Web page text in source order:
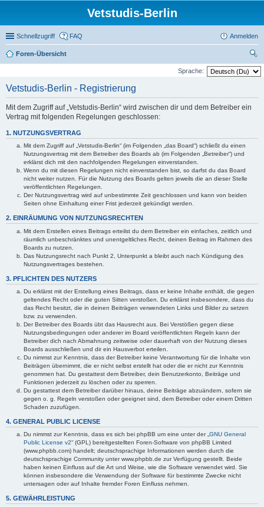
Vetstudis-Berlin
Schnellzugriff FAQ Anmelden
Foren-Übersicht
uc
Sprache:
Vetstudis-Berlin - Registrierung
Mit dem Zugriff auf „Vetstudis-Berlin“ wird zwischen dir und dem Betreiber ein
Vertrag mit folgenden Regelungen geschlossen:
1. NUTZUNGSVERTRAG
Mit dem Zugriff auf „Vetstudis-Berlin“ (im Folgenden „das Board“) schließt du einen
Nutzungsvertrag mit dem Betreiber des Boards ab (im Folgenden „Betreiber“) und
erklärst dich mit den nachfolgenden Regelungen einverstanden.
Wenn du mit diesen Regelungen nicht einverstanden bist, so darfst du das Board
nicht weiter nutzen. Für die Nutzung des Boards gelten jeweils die an dieser Stelle
veröffentlichten Regelungen.
Der Nutzungsvertrag wird auf unbestimmte Zeit geschlossen und kann von beiden
Seiten ohne Einhaltung einer Frist jederzeit gekündigt werden.
2. EINRÄUMUNG VON NUTZUNGSRECHTEN
Mit dem Erstellen eines Beitrags erteilst du dem Betreiber ein einfaches, zeitlich und
räumlich unbeschränktes und unentgeltliches Recht, deinen Beitrag im Rahmen des
Boards zu nutzen.
Das Nutzungsrecht nach Punkt 2, Unterpunkt a bleibt auch nach Kündigung des
Nutzungsvertrages bestehen.
3. PFLICHTEN DES NUTZERS
Du erklärst mit der Erstellung eines Beitrags, dass er keine Inhalte enthält, die gegen
geltendes Recht oder die guten Sitten verstoßen. Du erklärst insbesondere, dass du
das Recht besitzt, die in deinen Beiträgen verwendeten Links und Bilder zu setzen
bzw. zu verwenden.
Der Betreiber des Boards übt das Hausrecht aus. Bei Verstößen gegen diese
Nutzungsbedingungen oder anderer im Board veröffentlichten Regeln kann der
Betreiber dich nach Abmahnung zeitweise oder dauerhaft von der Nutzung dieses
Boards ausschließen und dir ein Hausverbot erteilen.
Du nimmst zur Kenntnis, dass der Betreiber keine Verantwortung für die Inhalte von
Beiträgen übernimmt, die er nicht selbst erstellt hat oder die er nicht zur Kenntnis
genommen hat. Du gestattest dem Betreiber, dein Benutzerkonto, Beiträge und
Funktionen jederzeit zu löschen oder zu sperren.
Du gestattest dem Betreiber darüber hinaus, deine Beiträge abzuändern, sofern sie
gegen o. g. Regeln verstoßen oder geeignet sind, dem Betreiber oder einem Dritten
Schaden zuzufügen.
4. GENERAL PUBLIC LICENSE
Du nimmst zur Kenntnis, dass es sich bei phpBB um eine unter der „ GNU General
Public License v2“ (GPL) bereitgestellten Foren-Software von phpBB Limited
(www.phpbb.com) handelt; deutschsprachige Informationen werden durch die
deutschsprachige Community unter www.phpbb.de zur Verfügung gestellt. Beide
haben keinen Einfluss auf die Art und Weise, wie die Software verwendet wird. Sie
können insbesondere die Verwendung der Software für bestimmte Zwecke nicht
untersagen oder auf Inhalte fremder Foren Einfluss nehmen.
5. GEWÄHRLEISTUNG